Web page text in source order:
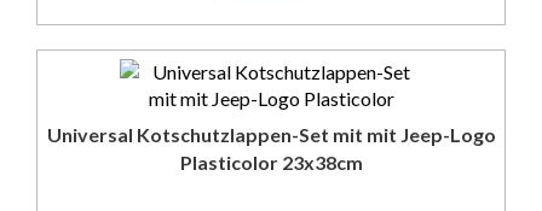
Universal Kotschutzlappen-Set mit mit Jeep-Logo
Plasticolor 23x38cm